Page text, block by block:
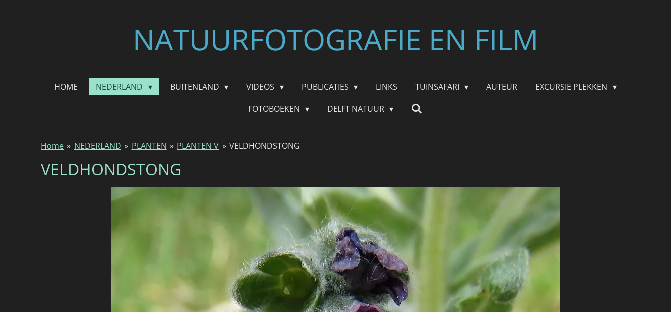
NATUURFOTOGRAFIE EN FILM
HOME NEDERLAND BUITENLAND VIDEOS PUBLICATIES LINKS TUINSAFARI AUTEUR
EXCURSIE PLEKKEN
FOTOBOEKEN
DELFT NATUUR
Home » NEDERLAND » PLANTEN » PLANTEN V » VELDHONDSTONG
VELDHONDSTONG